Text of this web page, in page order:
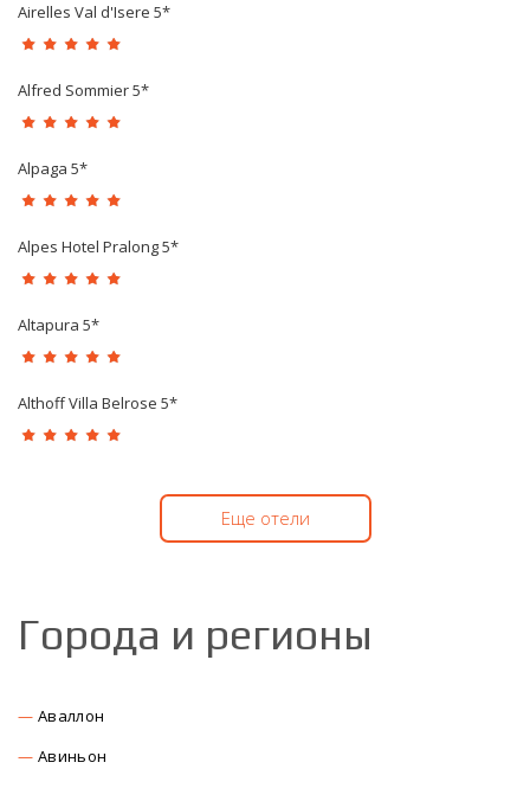
Airelles Val d'Isere 5*
Alfred Sommier 5*
Alpaga 5*
Alpes Hotel Pralong 5*
Altapura 5*
Althoff Villa Belrose 5*
Еще отели
Города и регионы
Аваллон
Авиньон